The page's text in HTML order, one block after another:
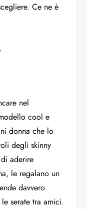
Ce ne è
nel
cool e
donna che lo
degli skinny
aderire
le regalano un
davvero
serate tra amici.